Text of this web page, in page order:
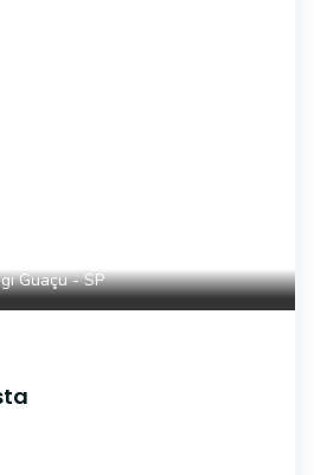
Guaçu - SP